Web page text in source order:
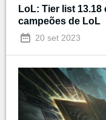
LoL: Tier list
campeões de LoL
20 set 2023